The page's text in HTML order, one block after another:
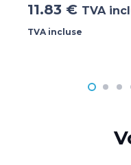
11.83 € TVA
TVA incluse